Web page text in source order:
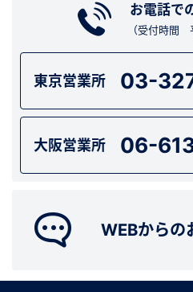
お電話で
（受付時間
東京営業所 03-
大阪営業所 06-
WEBからの